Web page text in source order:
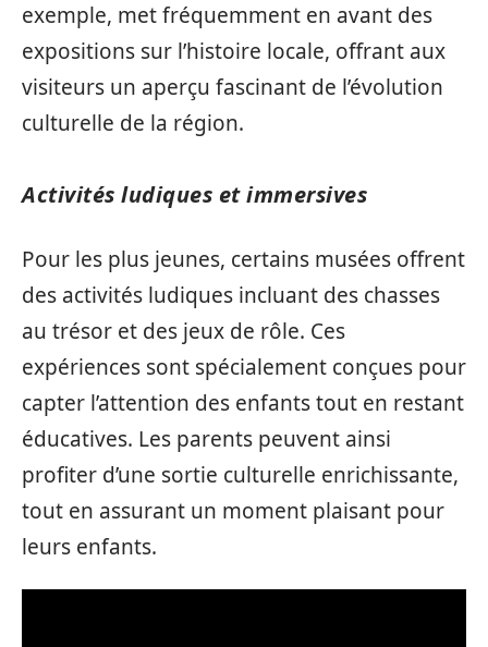
exemple, met fréquemment en avant des
expositions sur l’histoire locale, offrant aux
visiteurs un aperçu fascinant de l’évolution
culturelle de la région.
Activités ludiques et immersives
Pour les plus jeunes, certains musées offrent
des activités ludiques incluant des chasses
au trésor et des jeux de rôle. Ces
expériences sont spécialement conçues pour
capter l’attention des enfants tout en restant
éducatives. Les parents peuvent ainsi
profiter d’une sortie culturelle enrichissante,
tout en assurant un moment plaisant pour
leurs enfants.